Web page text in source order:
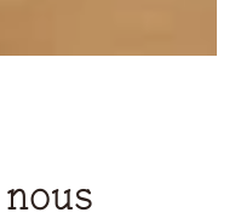
nous